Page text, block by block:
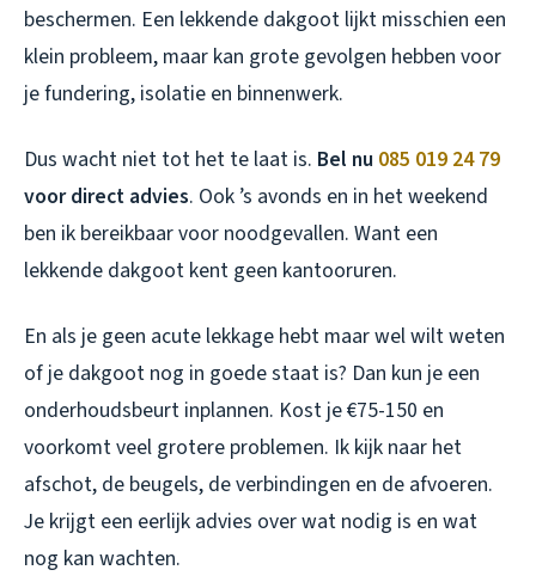
beschermen. Een lekkende dakgoot lijkt misschien een
klein probleem, maar kan grote gevolgen hebben voor
je fundering, isolatie en binnenwerk.
Dus wacht niet tot het te laat is. Bel nu 085 019 24 79
voor direct advies. Ook ’s avonds en in het weekend
ben ik bereikbaar voor noodgevallen. Want een
lekkende dakgoot kent geen kantooruren.
En als je geen acute lekkage hebt maar wel wilt weten
of je dakgoot nog in goede staat is? Dan kun je een
onderhoudsbeurt inplannen. Kost je €75-150 en
voorkomt veel grotere problemen. Ik kijk naar het
afschot, de beugels, de verbindingen en de afvoeren.
Je krijgt een eerlijk advies over wat nodig is en wat
nog kan wachten.